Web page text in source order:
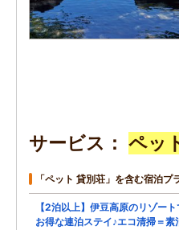
サービス ペッ
「ペット 貸別荘」を含む宿泊プ
【2泊以上】伊豆高原のリゾート
お得な連泊ステイ♪エコ清掃＝素